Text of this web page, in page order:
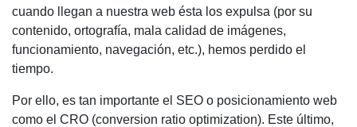
cuando llegan a nuestra web ésta los expulsa (por su
contenido, ortografía, mala calidad de imágenes,
funcionamiento, navegación, etc.), hemos perdido el
tiempo.
Por ello, es tan importante el SEO o posicionamiento web
como el CRO (conversion ratio optimization). Este último,